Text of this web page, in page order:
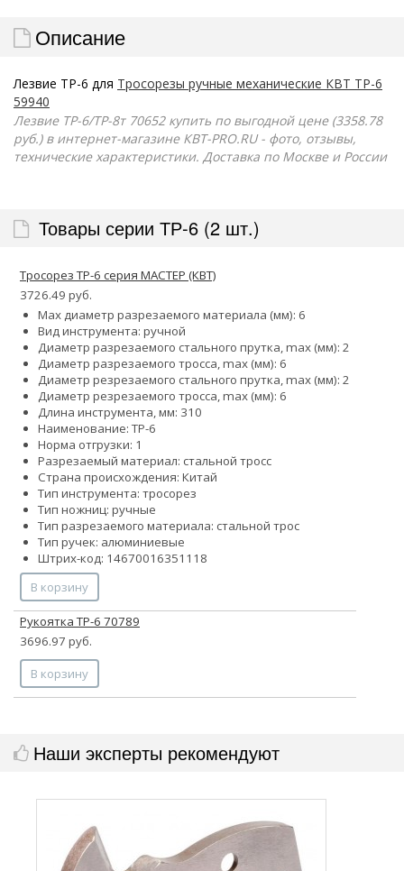
Описание
Лезвие ТР-6 для Тросорезы ручные механические КВТ ТР-6
59940
Лезвие ТР-6/ТР-8т 70652 купить по выгодной цене (3358.78
руб.) в интернет-магазине КВТ-PRO.RU - фото, отзывы,
технические характеристики. Доставка по Москве и России
Товары серии ТР-6 (2 шт.)
Тросорез ТР-6 серия МАСТЕР (КВТ)
3726.49 руб.
Max диаметр разрезаемого материала (мм): 6
Вид инструмента: ручной
Диаметр разрезаемого стального прутка, max (мм): 2
Диаметр разрезаемого тросса, max (мм): 6
Диаметр резрезаемого стального прутка, max (мм): 2
Диаметр резрезаемого тросса, max (мм): 6
Длина инструмента, мм: 310
Наименование: ТР-6
Норма отгрузки: 1
Разрезаемый материал: стальной тросс
Страна происхождения: Китай
Тип инструмента: тросорез
Тип ножниц: ручные
Тип разрезаемого материала: стальной трос
Тип ручек: алюминиевые
Штрих-код: 14670016351118
В корзину
Рукоятка ТР-6 70789
3696.97 руб.
В корзину
Наши эксперты рекомендуют